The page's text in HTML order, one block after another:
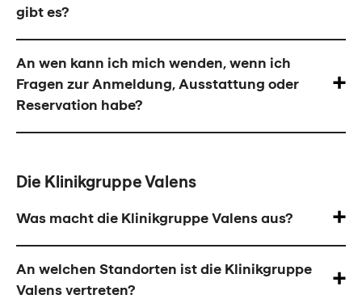
gibt es?
An wen kann ich mich wenden, wenn ich
Fragen zur Anmeldung, Ausstattung oder
Reservation habe?
Die Klinikgruppe Valens
Was macht die Klinikgruppe Valens aus?
An welchen Standorten ist die Klinikgruppe
Valens vertreten?